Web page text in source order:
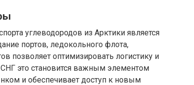
углеводородов из Арктики является
портов, ледокольного флота,
позволяет оптимизировать логистику и
СНГ это становится важным элементом
и обеспечивает доступ к новым